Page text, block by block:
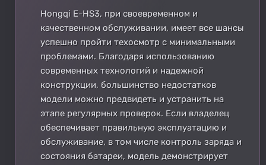
Hongqi E-HS3, при своевременном и
качественном обслуживании, имеет все шансы
успешно пройти техосмотр с минимальными
проблемами. Благодаря использованию
современных технологий и надежной
конструкции, большинство недостатков
модели можно предвидеть и устранить на
этапе регулярных проверок. Если владелец
обеспечивает правильную эксплуатацию и
обслуживание, в том числе контроль заряда и
состояния батареи, модель демонстрирует